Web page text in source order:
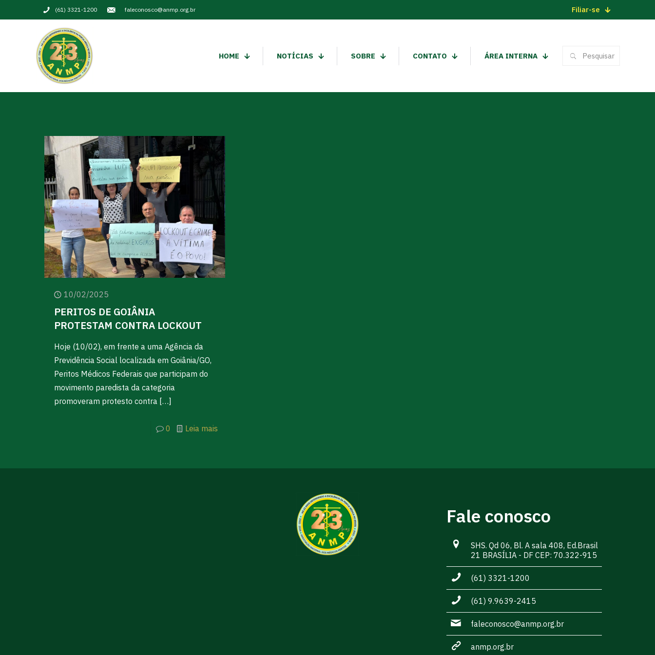
(61) 3321-1200 faleconosco@anmp.org.br Filiar-se
HOME NOTÍCIAS SOBRE CONTATO ÁREA INTERNA
10/02/2025
PERITOS DE GOIÂNIA
PROTESTAM CONTRA LOCKOUT
Hoje (10/02), em frente a uma Agência da
Previdência Social localizada em Goiânia/GO,
Peritos Médicos Federais que participam do
movimento paredista da categoria
promoveram protesto contra[…]
0 Leia mais
Fale conosco
SHS. Qd 06, Bl. A sala 408, Ed.Brasil
21 BRASÍLIA - DF CEP: 70.322-915
(61) 3321-1200
(61) 9.9639-2415
faleconosco@anmp.org.br
anmp.org.br